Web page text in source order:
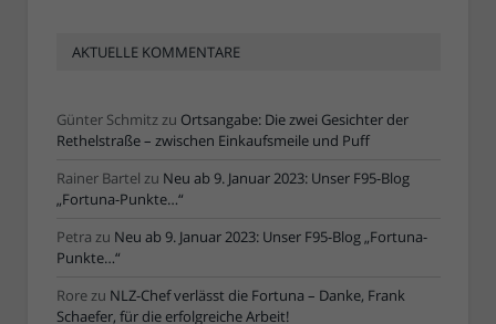
AKTUELLE KOMMENTARE
Günter Schmitzzu Ortsangabe: Die zwei Gesichter der
Rethelstraße – zwischen Einkaufsmeile und Puff
Rainer Bartel zu Neu ab 9. Januar 2023: Unser F95-Blog
„Fortuna-Punkte…“
Petra zu Neu ab 9. Januar 2023: Unser F95-Blog „Fortuna-
Punkte…“
Rorezu NLZ-Chef verlässt die Fortuna – Danke, Frank
Schaefer, für die erfolgreiche Arbeit!